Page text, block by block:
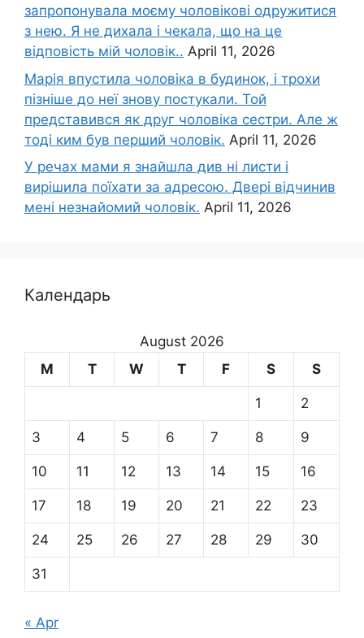
запропонувала моєму чоловікові одружитися
з нею. Я не дихала і чекала, що на це
відповість мій чоловік.. April 11, 2026
Марія впустила чоловіка в будинок, і трохи
пізніше до неї знову постукали. Той
представився як друг чоловіка сестри. Але ж
тоді ким був перший чоловік. April 11, 2026
У речах мами я знайшла див ні листи і
вирішила поїхати за адресою. Двері відчинив
мені незнайомий чоловік. April 11, 2026
Календарь
August 2026
M
T W T F S S
1 2
3 4 5 6 7 8 9
10 11 12 13 14 15 16
17 18 19 20 21 22 23
24 25 26 27 28 29 30
31
« Apr